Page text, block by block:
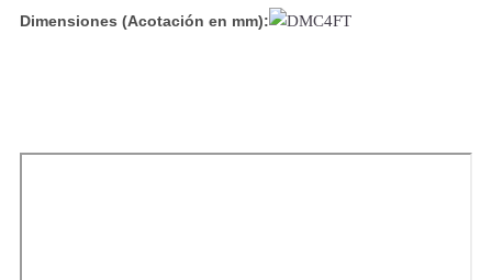
Dimensiones (Acotación en mm):